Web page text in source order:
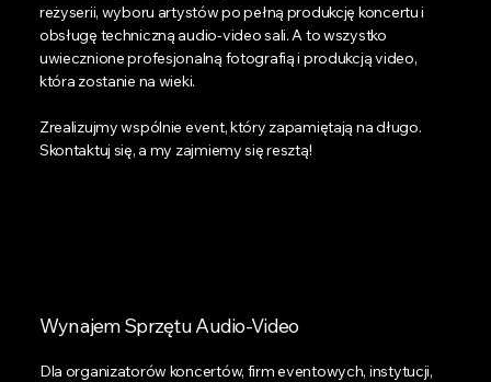
reżyserii, wyboru artystów po pełną produkcję koncertu i
obsługę techniczną audio-video sali. A to wszystko
uwiecznione profesjonalną fotografią i produkcją video,
która zostanie na wieki.
Zrealizujmy wspólnie event, który zapamiętają na długo.
Skontaktuj się, a my zajmiemy się resztą!
Wynajem Sprzętu Audio-Video
Dla organizatorów koncertów, firm eventowych, instytucji,